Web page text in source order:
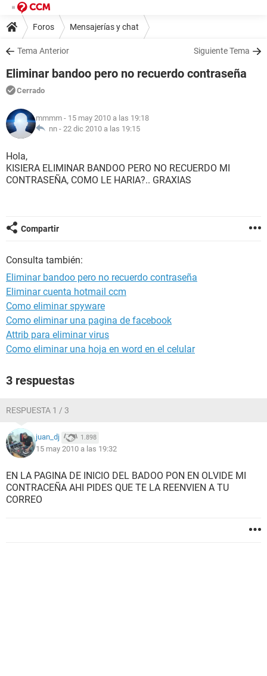
Foros Mensajerías y chat
Tema Anterior Siguiente Tema
Eliminar bandoo pero no recuerdo contraseña
Cerrado
mmmm - 15 may 2010 a las 19:18
nn - 22 dic 2010 a las 19:15
Hola,
KISIERA ELIMINAR BANDOO PERO NO RECUERDO MI
CONTRASEÑA, COMO LE HARIA?.. GRAXIAS
Compartir
Consulta también:
Eliminar bandoo pero no recuerdo contraseña
Eliminar cuenta hotmail ccm
Como eliminar spyware
Como eliminar una pagina de facebook
Attrib para eliminar virus
Como eliminar una hoja en word en el celular
3 respuestas
RESPUESTA 1 / 3
juan_dj 1.898
15 may 2010 a las 19:32
EN LA PAGINA DE INICIO DEL BADOO PON EN OLVIDE MI
CONTRACEÑA AHI PIDES QUE TE LA REENVIEN A TU
CORREO